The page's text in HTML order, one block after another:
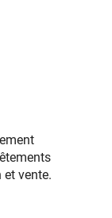
vente.